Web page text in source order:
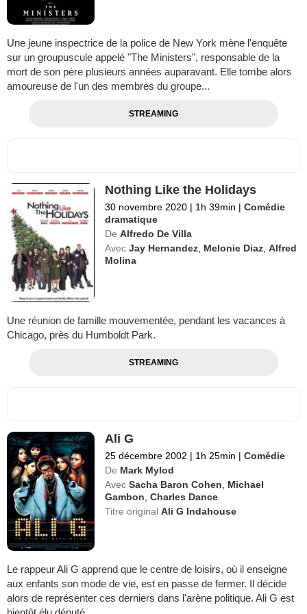
Une jeune inspectrice de la police de New York mène l'enquête
sur un groupuscule appelé "The Ministers", responsable de la
mort de son père plusieurs années auparavant. Elle tombe alors
amoureuse de l'un des membres du groupe...
STREAMING
Nothing Like the Holidays
30 novembre 2020 | 1h 39min | Comédie
dramatique
De Alfredo De Villa
Avec Jay Hernandez Melonie Diaz ,Alfred
Molina
Une réunion de famille mouvementée, pendant les vacances à
Chicago, près du Humboldt Park.
STREAMING
Ali G
25 décembre 2002 | 1h 25min | Comédie
De Mark Mylod
Avec Sacha Baron Cohen
Michael
Gambon ,Charles Dance
Titre originalAli G Indahouse
Le rappeur Ali G apprend que le centre de loisirs, où il enseigne
aux enfants son mode de vie, est en passe de fermer. Il décide
alors de représenter ces derniers dans l'arène politique. Ali G est